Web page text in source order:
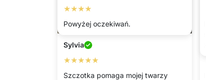
Sylvia
★★★★★
Szczotka pomaga mojej twarzy
★★★★
Powyżej oczekiwań.